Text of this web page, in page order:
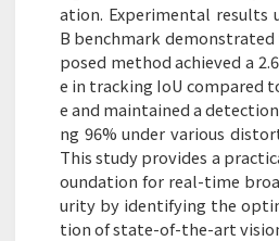
ation. Experimental results
B benchmark
posed method achieved a
e in tracking IoU compared
e and maintained a
ng 96% under various
This study provides a
oundation for real-time
urity by identifying the
tion of state-of-the-art